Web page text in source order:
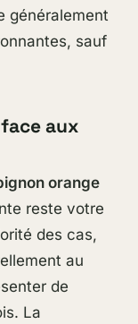
généralement
sauf
aux
orange
reste votre
des cas,
au
de
La